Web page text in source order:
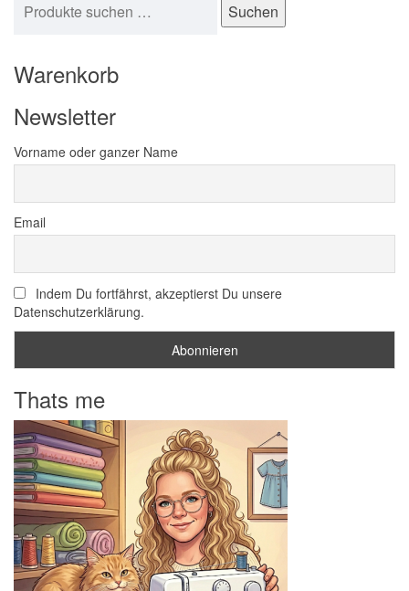
Suchen
Warenkorb
Newsletter
Vorname oder ganzer Name
Email
Indem Du fortfährst, akzeptierst Du unsere
Datenschutzerklärung.
Thats me